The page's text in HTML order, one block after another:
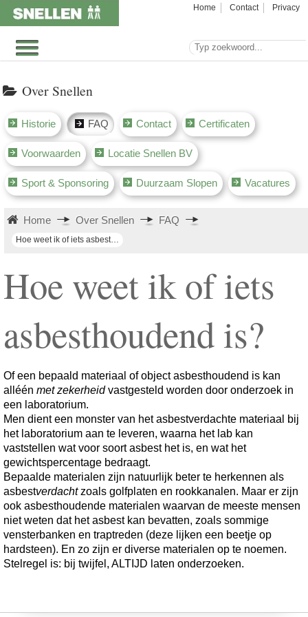
Home Contact Privacy
Over Snellen
Historie FAQ Contact Certificaten
Voorwaarden Locatie Snellen BV
Sport & Sponsoring Duurzaam Slopen Vacatures
Home Over Snellen FAQ
Hoe weet ik of iets asbesthoudend is?
Hoe weet ik of iets
asbesthoudend is?
Of een bepaald materiaal of object asbesthoudend is kan
alléén met zekerheidvastgesteld worden door onderzoek in
een laboratorium.
Men dient een monster van het asbestverdachte materiaal bij
het laboratorium aan te leveren, waarna het lab kan
vaststellen wat voor soort asbest het is, en wat het
gewichtspercentage bedraagt.
Bepaalde materialen zijn natuurlijk beter te herkennen als
asbestverdachtzoals golfplaten en rookkanalen. Maar er zijn
ook asbesthoudende materialen waarvan de meeste mensen
niet weten dat het asbest kan bevatten, zoals sommige
vensterbanken en traptreden (deze lijken een beetje op
hardsteen). En zo zijn er diverse materialen op te noemen.
Stelregel is: bij twijfel, ALTIJD laten onderzoeken.